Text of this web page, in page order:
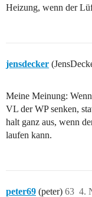
Heizung, wenn der
jensdecker
Meine Meinung:
VL der WP senken,
halt ganz aus, wenn
laufen kann.
peter69 (peter) 4.
63